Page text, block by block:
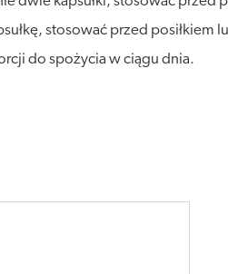
stosować przed posiłkiem
do spożycia w ciągu dnia.